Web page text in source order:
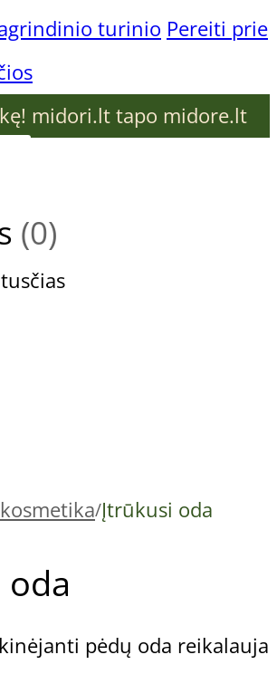
turinio Pereiti prie
midori.lt tapo midore.lt
(0)
/Įtrūkusi oda
pėdų oda reikalauja